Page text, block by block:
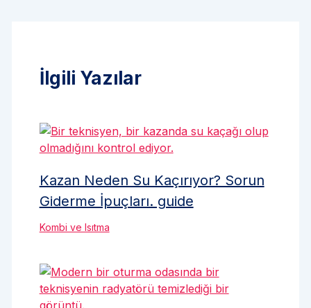
İlgili Yazılar
Kazan Neden Su Kaçırıyor? Sorun
Giderme İpuçları. guide
Kombi ve Isıtma